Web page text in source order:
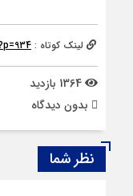
لینک کوتاه :
بدون دیدگاه
نظر شما